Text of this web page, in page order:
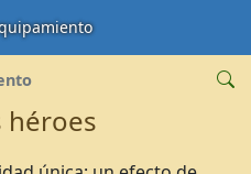
héroes